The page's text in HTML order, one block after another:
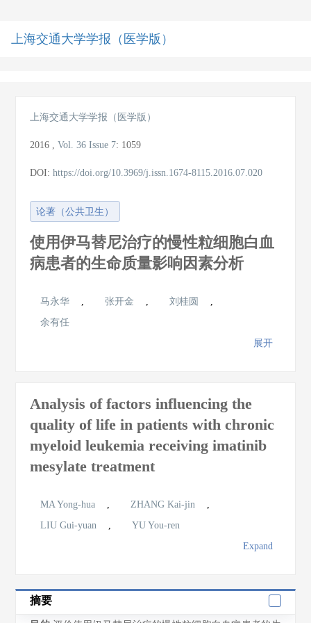
上海交通大学学报（医学版）
上海交通大学学报（医学版）
2016 ,Vol. 36 Issue 7: 1059
DOI:https://doi.org/10.3969/j.issn.1674-8115.2016.07.020
论著（公共卫生）
使用伊马替尼治疗的慢性粒细胞白血
病患者的生命质量影响因素分析
马永华 , 张开金 , 刘桂圆
,
余有任
展开
Analysis of factors influencing the
quality of life in patients with chronic
myeloid leukemia receiving imatinib
mesylate treatment
MA Yong-hua , ZHANG Kai-jin
,
LIU Gui-yuan
,
YU You-ren
Expand
摘要